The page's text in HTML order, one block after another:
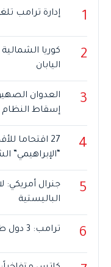
1 إدارة ترامب
2
كوريا
اليابان
3
العدوان
إسقاط النظام
4
“الإبراهيمي”
5
جنرال أمريكي:
الباليستية
6 ترامب: 3 دول طلبت وقف ضربة قاصمة لإيران